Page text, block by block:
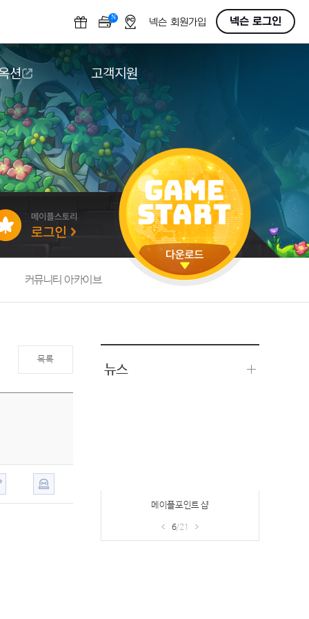
N OFF넥슨 회원가입 넥슨 로그인
션
션
고객지원
다운로드
도움말/1:1문의
버그악용/불법프로그램 신고
게임 접근성
커뮤니티 아카이브
목록
뉴스
메이플포인트 샵
6/21